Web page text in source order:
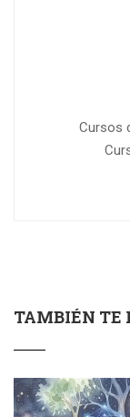
Cursos
TAMBIÉN TE